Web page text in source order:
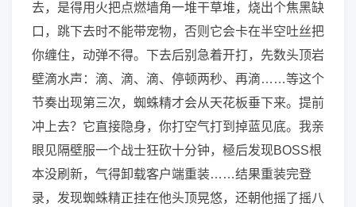
去，是得用火把点燃墙角一堆干草堆，烧出个焦黑缺
口，跳下去时不能带宠物，否则它会卡在半空吐丝把
你缠住，动弹不得。下去后别急着开打，先数头顶岩
壁滴水声：滴、滴、滴、停顿两秒、再滴……等这个
节奏出现第三次，蜘蛛精才会从天花板垂下来。提前
冲上去？它直接隐身，你打空气打到掉蓝见底。我亲
眼见隔壁服一个战士狂砍十分钟，極后发现BOSS根
本没刷新，气得卸载客户端重装……结果重装完登
录，发现蜘蛛精正挂在他头顶晃悠，还朝他摇了摇八